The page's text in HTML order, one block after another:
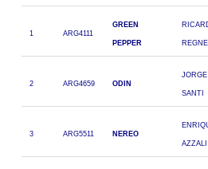
1 ARG4111
GREEN
PEPPER
2 ARG4659 ODIN
JORGE
SANTI
3 ARG5511 NEREO
AZZALI